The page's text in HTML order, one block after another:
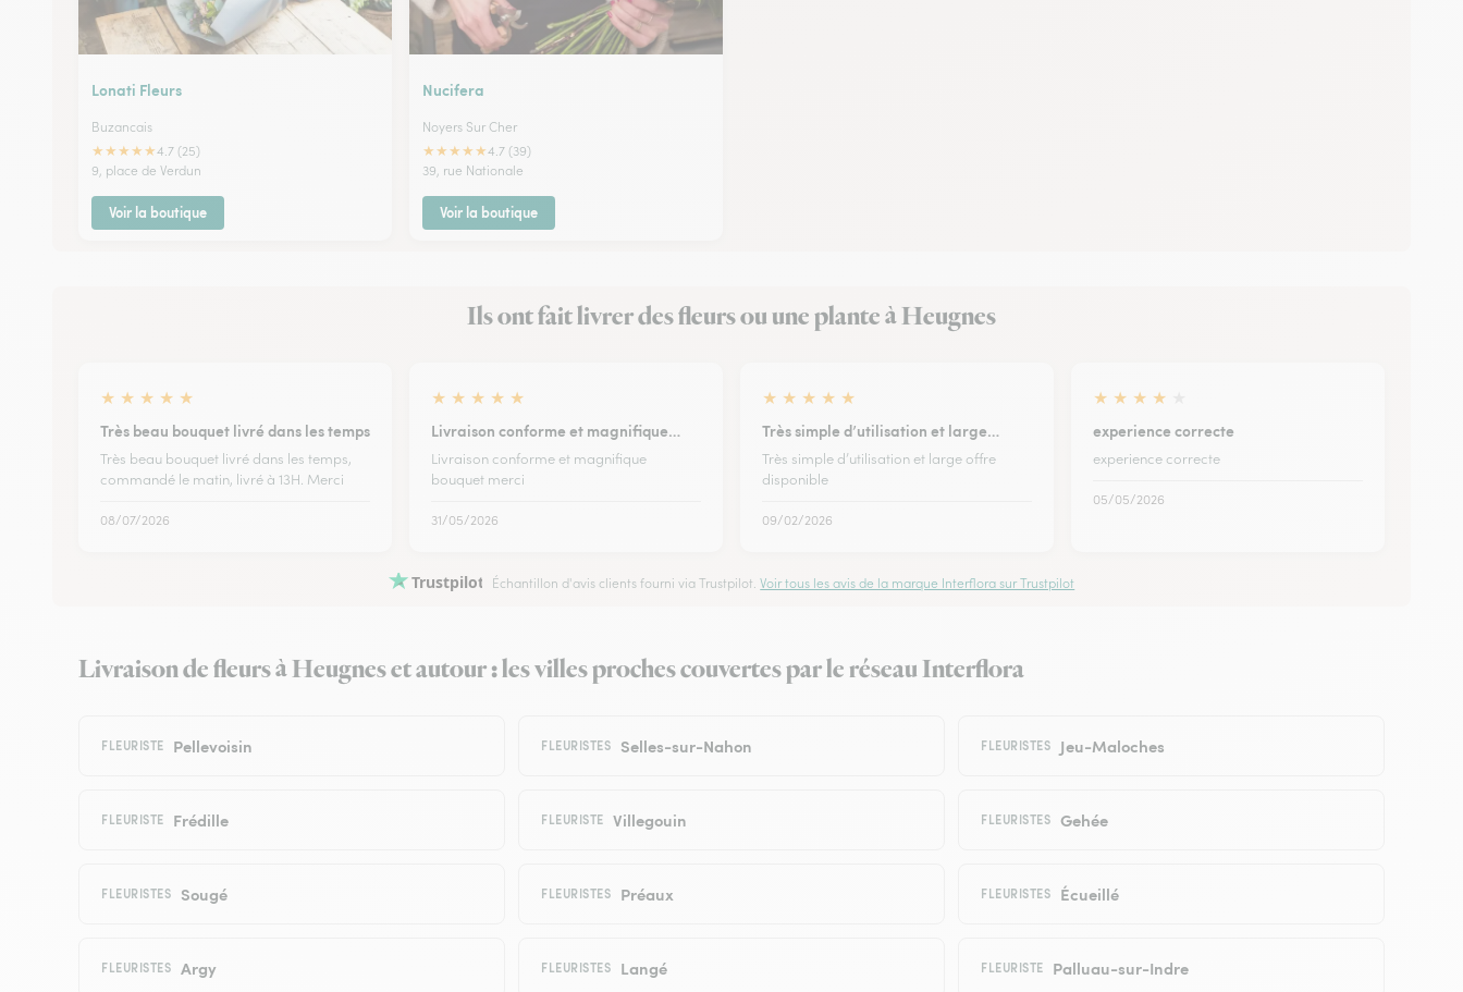
Lonati Fleurs
Buzancais
★★★★★4.7 (25)
9, place de Verdun
Voir la boutique
Nucifera
Noyers Sur Cher
★★★★★4.7 (39)
39, rue Nationale
Voir la boutique
Ils ont fait livrer des fleurs ou une plante à Heugnes
★ ★ ★ ★ ★
Très beau bouquet livré dans les temps
Très beau bouquet livré dans les temps,
commandé le matin, livré à 13H. Merci
08/07/2026
★ ★ ★ ★ ★
Livraison conforme et magnifique…
Livraison conforme et magnifique
bouquet merci
31/05/2026
★ ★ ★ ★ ★
Très simple d’utilisation et large…
Très simple d’utilisation et large offre
disponible
09/02/2026
★ ★ ★ ★
experience correcte
experience correcte
05/05/2026
Trustpilot Échantillon d'avis clients fourni via Trustpilot.Voir tous les avis de la marque Interflora sur Trustpilot
Livraison de fleurs à Heugnes et autour : les villes proches couvertes par le réseau Interflora
FLEURISTE Pellevoisin FLEURISTES Selles-sur-Nahon FLEURISTES Jeu-Maloches
FLEURISTE Frédille FLEURISTE Villegouin FLEURISTES Gehée
FLEURISTES Sougé FLEURISTES Préaux FLEURISTES Écueillé
FLEURISTES Argy FLEURISTES Langé FLEURISTE Palluau-sur-Indre